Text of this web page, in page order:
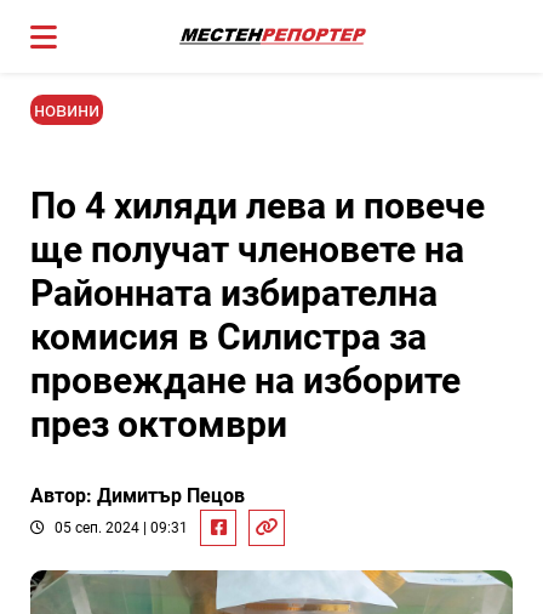
новини
По 4 хиляди лева и повече
ще получат членовете на
Районната избирателна
комисия в Силистра за
провеждане на изборите
през октомври
Автор: Димитър Пецов
05 сеп. 2024 | 09:31